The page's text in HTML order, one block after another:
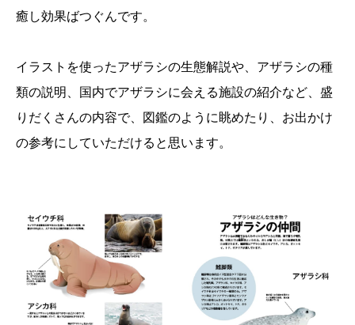
癒し効果ばつぐんです。
イラストを使ったアザラシの生態解説や、アザラシの種
類の説明、国内でアザラシに会える施設の紹介など、盛
りだくさんの内容で、図鑑のように眺めたり、お出かけ
の参考にしていただけると思います。